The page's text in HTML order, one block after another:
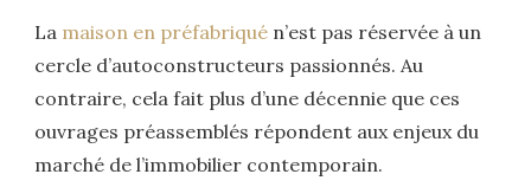
La maison en préfabriqué n’est pas réservée à un
cercle d’autoconstructeurs passionnés. Au
contraire, cela fait plus d’une décennie que ces
ouvrages préassemblés répondent aux enjeux du
marché de l’immobilier contemporain.